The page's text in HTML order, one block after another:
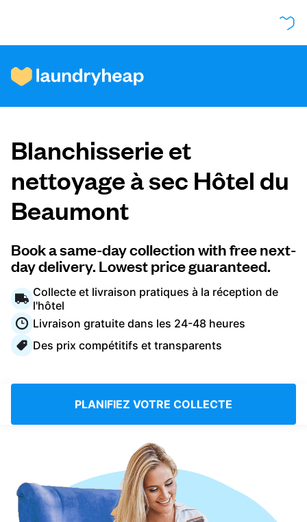
Comment ça fonctionne
Prix et services
À propos de nous
Pour les entreprises
Connectez-vous
Blanchisserie et
nettoyage à sec Hôtel du
Beaumont
Book a same-day collection with free next-
day delivery. Lowest price guaranteed.
Collecte et livraison pratiques à la réception de
l'hôtel
Livraison gratuite dans les 24-48 heures
Des prix compétitifs et transparents
PLANIFIEZ VOTRE COLLECTE